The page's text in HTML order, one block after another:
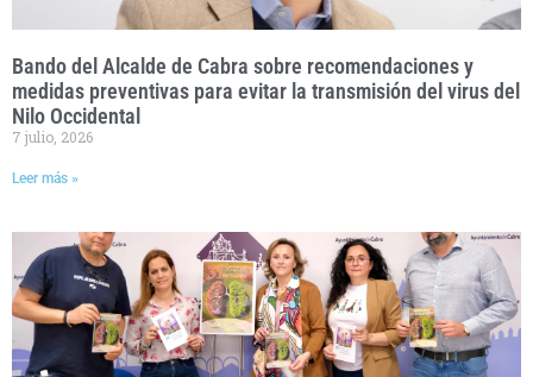
Bando del Alcalde de Cabra sobre recomendaciones y
medidas preventivas para evitar la transmisión del virus del
Nilo Occidental
7 julio, 2026
Leer más »